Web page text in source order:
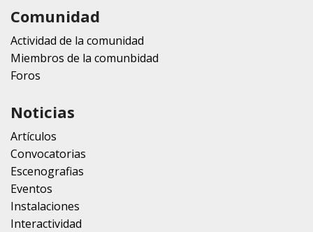
Comunidad
Actividad de la comunidad
Miembros de la comunbidad
Foros
Noticias
Artículos
Convocatorias
Escenografias
Eventos
Instalaciones
Interactividad